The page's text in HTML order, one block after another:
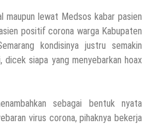
maupun lewat Medsos kabar pasien
positif corona warga Kabupaten
kondisinya justru semakin
dicek siapa yang menyebarkan hoax
sebagai bentuk nyata
virus corona, pihaknya bekerja